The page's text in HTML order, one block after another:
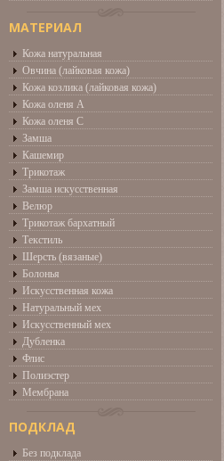
МАТЕРИАЛ
Кожа натуральная
Овчина (лайковая кожа)
Кожа козлика (лайковая кожа)
Кожа оленя А
Кожа оленя С
Замша
Кашемир
Трикотаж
Замша искусственная
Велюр
Трикотаж бархатный
Текстиль
Шерсть (вязаные)
Болонья
Искусственная кожа
Натуральный мех
Искусственный мех
Дубленка
Флис
Полиэстер
Мембрана
ПОДКЛАД
Без подклада